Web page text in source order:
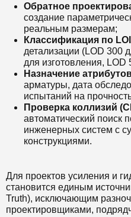
Обратное
создание
реальным размерам;
Классификация по
детализации (LOD 300
для изготовления, LOD
Назначение
арматуры, дата
испытаний на
Проверка коллизий
автоматический поиск
инженерных систем с
конструкциями.
Для проектов усиления и
становится единым
Truth), исключающим
проектировщиками,